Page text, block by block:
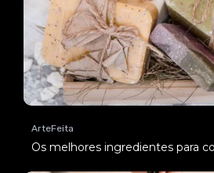
ArteFeita
Os melhores ingredientes para